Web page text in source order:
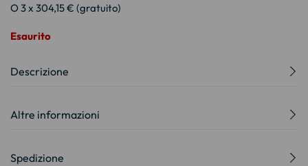
O 3 x 304,15 € (gratuito)
Esaurito
Descrizione
Altre informazioni
Spedizione